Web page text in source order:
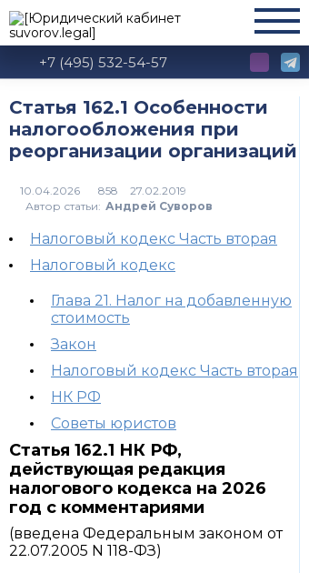
+7 (495) 532-54-57
Статья 162.1 Особенности
налогообложения при
реорганизации организаций
858
Автор статьи: Андрей Суворов
Налоговый кодекс Часть вторая
Налоговый кодекс
Глава 21. Налог на добавленную
стоимость
Закон
Налоговый кодекс Часть вторая
НК РФ
Советы юристов
Статья 162.1 НК РФ,
действующая редакция
налогового кодекса на 2026
год с комментариями
(введена Федеральным законом от
22.07.2005 N 118-ФЗ)